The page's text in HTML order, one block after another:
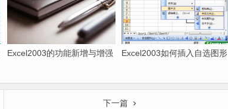
Excel2003的功能新增与增强 Excel2003如何插入自选图形
下一篇